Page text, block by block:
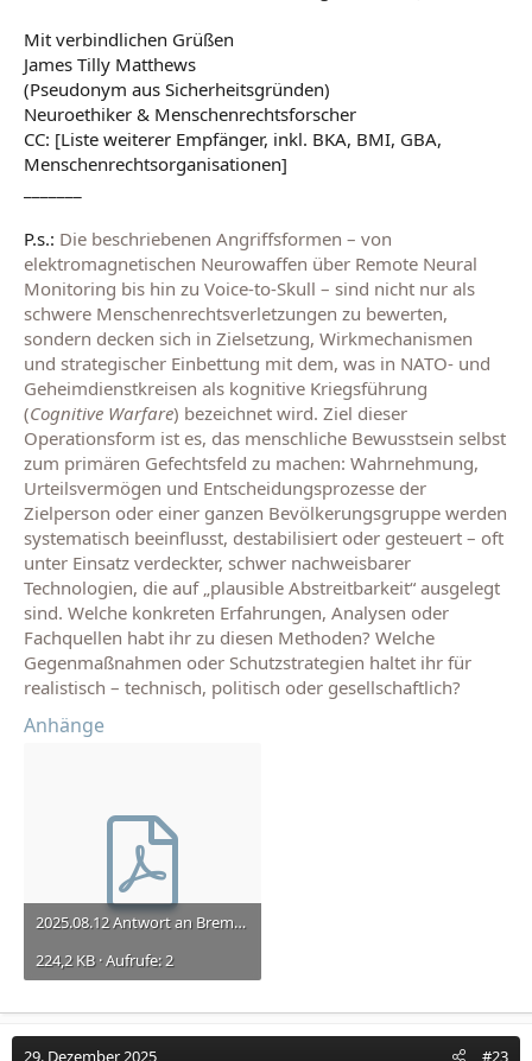
Mit verbindlichen Grüßen
James Tilly Matthews
(Pseudonym aus Sicherheitsgründen)
Neuroethiker & Menschenrechtsforscher
CC: [Liste weiterer Empfänger, inkl. BKA, BMI, GBA,
Menschenrechtsorganisationen]
P.s.: Die beschriebenen Angriffsformen – von
elektromagnetischen Neurowaffen über Remote Neural
Monitoring bis hin zu Voice-to-Skull – sind nicht nur als
schwere Menschenrechtsverletzungen zu bewerten,
sondern decken sich in Zielsetzung, Wirkmechanismen
und strategischer Einbettung mit dem, was in NATO- und
Geheimdienstkreisen als kognitive Kriegsführung
(Cognitive Warfare) bezeichnet wird. Ziel dieser
Operationsform ist es, das menschliche Bewusstsein selbst
zum primären Gefechtsfeld zu machen: Wahrnehmung,
Urteilsvermögen und Entscheidungsprozesse der
Zielperson oder einer ganzen Bevölkerungsgruppe werden
systematisch beeinflusst, destabilisiert oder gesteuert – oft
unter Einsatz verdeckter, schwer nachweisbarer
Technologien, die auf „plausible Abstreitbarkeit“ ausgelegt
sind. Welche konkreten Erfahrungen, Analysen oder
Fachquellen habt ihr zu diesen Methoden? Welche
Gegenmaßnahmen oder Schutzstrategien haltet ihr für
realistisch – technisch, politisch oder gesellschaftlich?
Anhänge
2025.08.12 Antwort an Bremen, Menschenrechtsverletzungen in Hamburg und Bremen.pdf
224,2 KB · Aufrufe: 2
29. Dezember 2025 #23